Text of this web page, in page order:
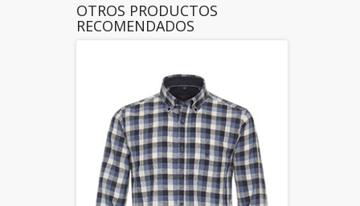
OTROS PRODUCTOS
RECOMENDADOS